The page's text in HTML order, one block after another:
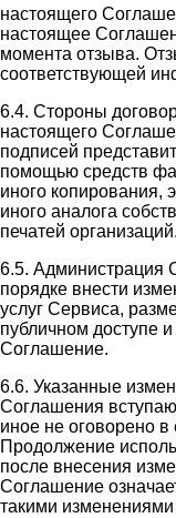
настоящего
настоящее
момента отзыва.
соответствующей
6.4. Стороны
настоящего
подписей
помощью средств
иного копирования,
иного аналога
печатей организаций.
6.5. Администрация
порядке внести
услуг Сервиса,
публичном доступе
Соглашение.
6.6. Указанные
Соглашения
иное не оговорено в
Продолжение
после внесения
Соглашение
такими